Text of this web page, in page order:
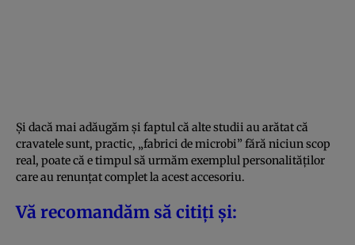
Și dacă mai adăugăm și faptul că alte studii au arătat că
cravatele sunt, practic, „fabrici de microbi” fără niciun scop
real, poate că e timpul să urmăm exemplul personalităților
care au renunțat complet la acest accesoriu.
Vă recomandăm să citiți și: